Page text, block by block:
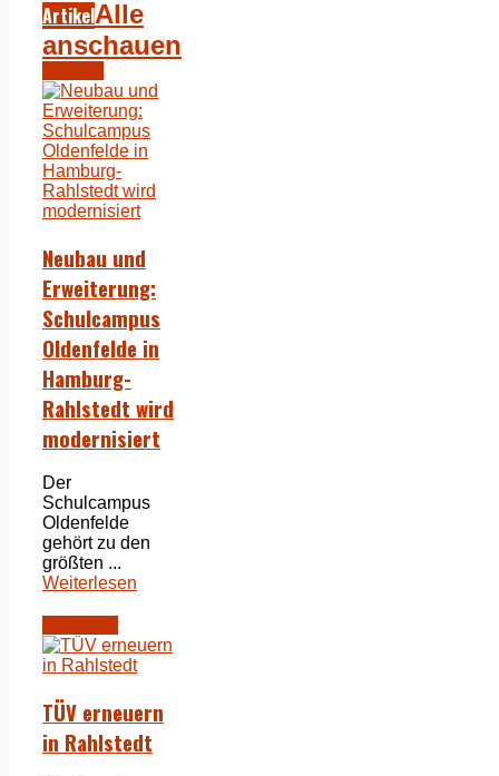
ArtikelAlle
anschauen
Neubau und
Erweiterung:
Schulcampus
Oldenfelde in
Hamburg-
Rahlstedt wird
modernisiert
Der
Schulcampus
Oldenfelde
gehört zu den
größten ...
Weiterlesen
TÜV erneuern
in Rahlstedt